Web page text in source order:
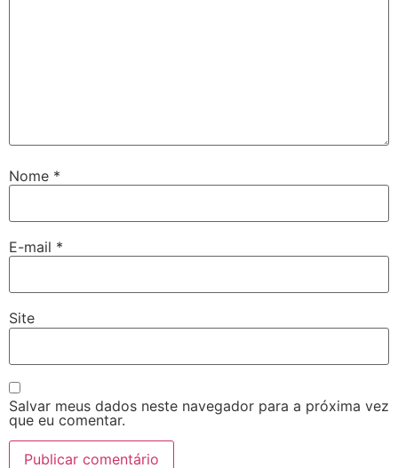
Nome *
E-mail *
Site
Salvar meus dados neste navegador para a próxima vez
que eu comentar.